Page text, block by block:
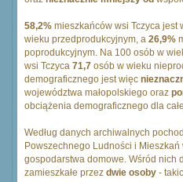
58,2% mieszkańców wsi Tczyca jest
wieku przedprodukcyjnym, a 26,9%
poprodukcyjnym. Na 100 osób w
wsi Tczyca 71,7 osób w wieku
demograficznego jest więc
województwa małopolskiego oraz
obciążenia demograficznego dla
Według danych archiwalnych
Powszechnego Ludności i Mieszkań
gospodarstwa domowe. Wśród nich
zamieszkałe przez dwie osoby -